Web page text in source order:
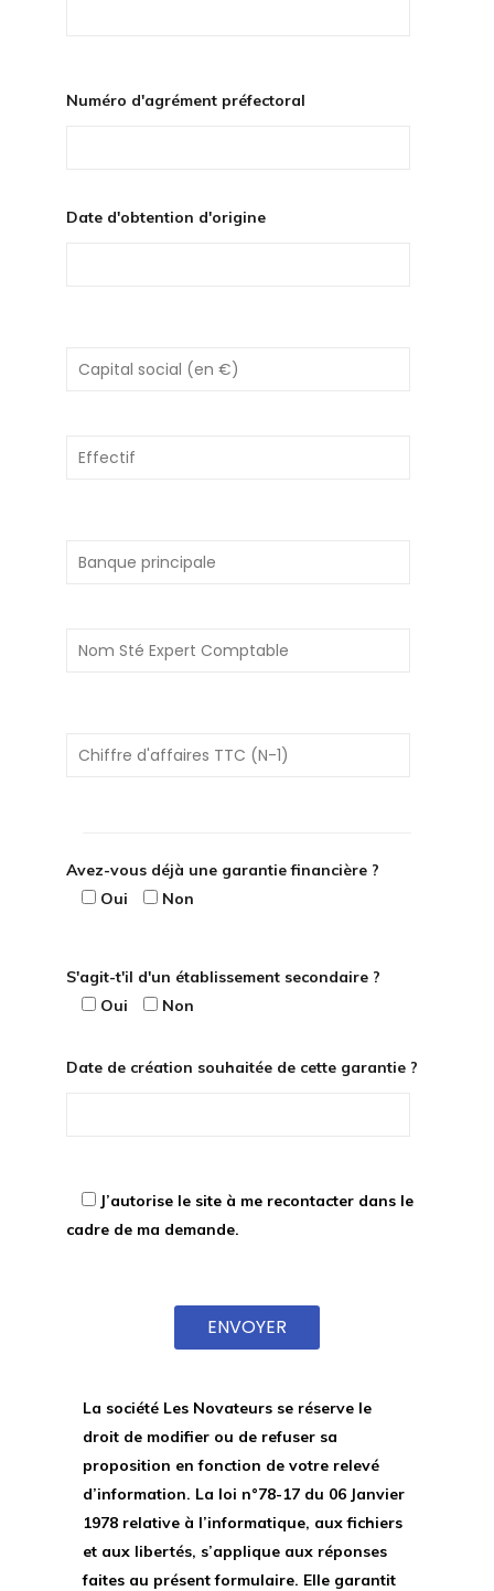
Numéro d'agrément préfectoral
Date d'obtention d'origine
Avez-vous déjà une garantie financière ?
Oui
Non
S'agit-t'il d'un établissement secondaire ?
Oui
Non
Date de création souhaitée de cette garantie ?
J’autorise le site à me recontacter dans le
cadre de ma demande.
La société Les Novateurs se réserve le
droit de modifier ou de refuser sa
proposition en fonction de votre relevé
d’information. La loi n°78-17 du 06 Janvier
1978 relative à l’informatique, aux fichiers
et aux libertés, s’applique aux réponses
faites au présent formulaire. Elle garantit